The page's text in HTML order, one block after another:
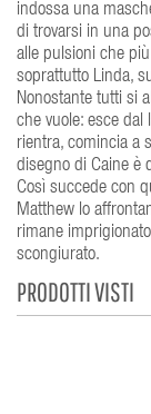
indossa una
di trovarsi in una
alle pulsioni che
soprattutto Linda,
Nonostante tutti si
che vuole: esce dal
rientra, comincia a
disegno di Caine è
Così succede con
Matthew lo
rimane
scongiurato.
PRODOTTI VISTI